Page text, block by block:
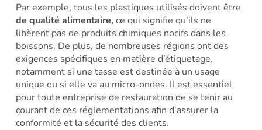
Par exemple, tous les plastiques utilisés doivent être
de qualité alimentaire,ce qui signifie qu’ils ne
libèrent pas de produits chimiques nocifs dans les
boissons. De plus, de nombreuses régions ont des
exigences spécifiques en matière d’étiquetage,
notamment si une tasse est destinée à un usage
unique ou si elle va au micro-ondes. Il est essentiel
pour toute entreprise de restauration de se tenir au
courant de ces réglementations afin d’assurer la
conformité et la sécurité des clients.